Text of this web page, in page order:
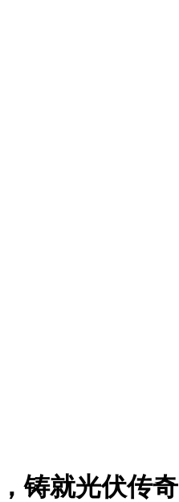
铸就光伏传奇